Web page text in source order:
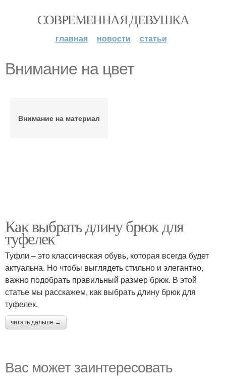
СОВРЕМЕННАЯ ДЕВУШКА
главная новости статьи
Внимание на цвет
Внимание на материал
Как выбрать длину брюк для
туфелек
Туфли – это классическая обувь, которая всегда будет
актуальна. Но чтобы выглядеть стильно и элегантно,
важно подобрать правильный размер брюк. В этой
статье мы расскажем, как выбрать длину брюк для
туфелек.
читать дальше →
Вас может заинтересовать